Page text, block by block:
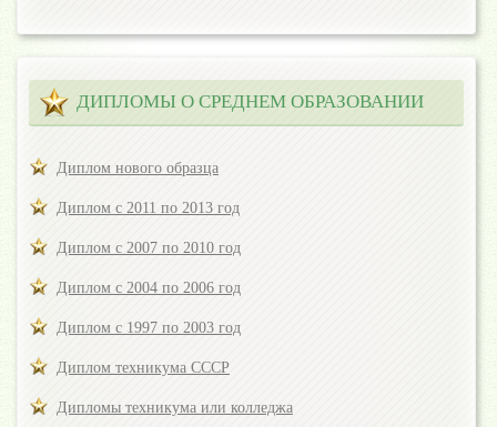
ДИПЛОМЫ О СРЕДНЕМ ОБРАЗОВАНИИ
Диплом нового образца
Диплом с 2011 по 2013 год
Диплом с 2007 по 2010 год
Диплом с 2004 по 2006 год
Диплом с 1997 по 2003 год
Диплом техникума СССР
Дипломы техникума или колледжа